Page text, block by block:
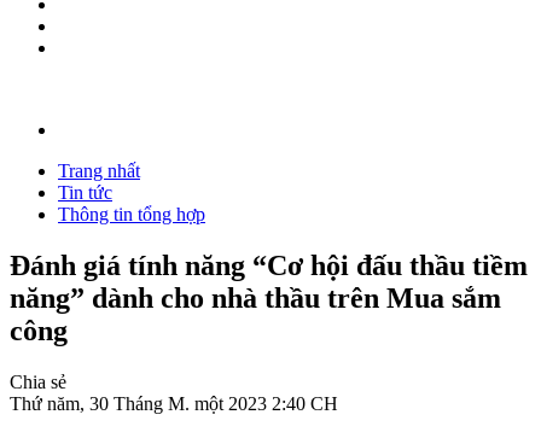
Trang nhất
Tin tức
Thông tin tổng hợp
Đánh giá tính năng “Cơ hội đấu thầu tiềm
năng” dành cho nhà thầu trên Mua sắm
công
Chia sẻ
Thứ năm, 30 Tháng M. một 2023 2:40 CH